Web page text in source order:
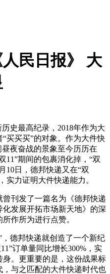
民日报》 大
史最高纪录，2018年作为大
买买买”的对象。作为大件快
夜奋战的景象至今历历在
11”期间的包裹消化掉，“双
10日，德邦快递又在“双
实力证明大件快递能力。
刊发了一篇名为《德邦快递
发展开拓市场新天地》的深
作所为进行点赞。
德邦快递就创造了一个新纪
订单量同比增长300%，实
。更重要的是，这份战果标
与之匹配的大件快递时代也